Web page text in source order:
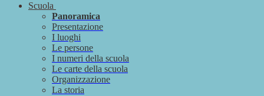
Scuola
Panoramica
Presentazione
I luoghi
Le persone
I numeri della scuola
Le carte della scuola
Organizzazione
La storia